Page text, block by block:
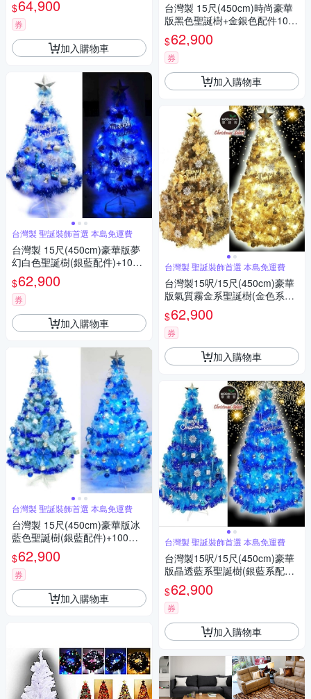
$64,900
券
加入購物車
台灣製 聖誕裝飾首選 本島免運費
台灣製 15尺(450cm)豪華版夢
幻白色聖誕樹(銀藍配件)+100
燈LED燈藍白光9串 本島免運費
$62,900
券
加入購物車
台灣製 聖誕裝飾首選 本島免運費
台灣製 15尺(450cm)豪華版冰
藍色聖誕樹(銀藍配件)+100燈L
ED燈藍白光9串 本島免運費
$62,900
券
加入購物車
台灣製 15尺(450cm)時尚豪華
版黑色聖誕樹+金銀色配件100
燈LED燈彩光9串 本島免運費
$62,900
券
加入購物車
台灣製 聖誕裝飾首選 本島免運費
台灣製15呎/15尺(450cm)豪華
版氣質霧金系聖誕樹(金色系配
件組)+100燈LED燈暖白光9串
本島免運費
$62,900
券
加入購物車
台灣製 聖誕裝飾首選 本島免運費
台灣製15呎/15尺(450cm)豪華
版晶透藍系聖誕樹(銀藍系配件
組)+100燈LED燈藍白光9串 本
島免運費
$62,900
券
加入購物車